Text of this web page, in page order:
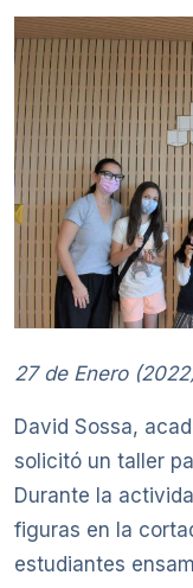
27 de Enero
David Sossa,
solicitó un taller
Durante la
figuras en la
estudiantes